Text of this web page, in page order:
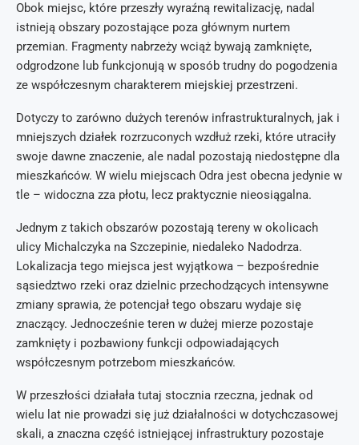
Obok miejsc, które przeszły wyraźną rewitalizację, nadal
istnieją obszary pozostające poza głównym nurtem
przemian. Fragmenty nabrzeży wciąż bywają zamknięte,
odgrodzone lub funkcjonują w sposób trudny do pogodzenia
ze współczesnym charakterem miejskiej przestrzeni.
Dotyczy to zarówno dużych terenów infrastrukturalnych, jak i
mniejszych działek rozrzuconych wzdłuż rzeki, które utraciły
swoje dawne znaczenie, ale nadal pozostają niedostępne dla
mieszkańców. W wielu miejscach Odra jest obecna jedynie w
tle – widoczna zza płotu, lecz praktycznie nieosiągalna.
Jednym z takich obszarów pozostają tereny w okolicach
ulicy Michalczyka na Szczepinie, niedaleko Nadodrza.
Lokalizacja tego miejsca jest wyjątkowa – bezpośrednie
sąsiedztwo rzeki oraz dzielnic przechodzących intensywne
zmiany sprawia, że potencjał tego obszaru wydaje się
znaczący. Jednocześnie teren w dużej mierze pozostaje
zamknięty i pozbawiony funkcji odpowiadających
współczesnym potrzebom mieszkańców.
W przeszłości działała tutaj stocznia rzeczna, jednak od
wielu lat nie prowadzi się już działalności w dotychczasowej
skali, a znaczna część istniejącej infrastruktury pozostaje